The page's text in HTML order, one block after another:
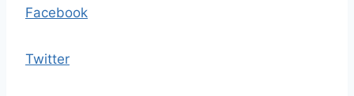
Facebook
Twitter